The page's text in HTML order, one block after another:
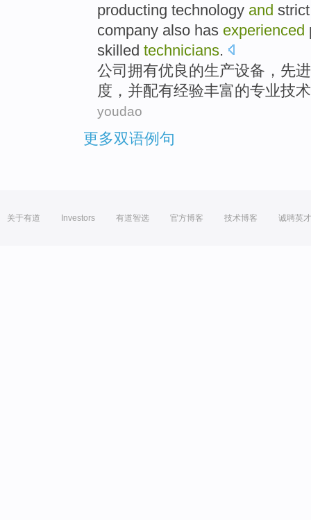
producting technology and strict
company also has experienced
skilled technicians.
公司 拥有优良的生产设备 ， 先进
度 ， 并配有经验丰富的专业技
youdao
更多双语例句
关于有道 Investors 有道智选 官方博客 技术博客 诚聘英才